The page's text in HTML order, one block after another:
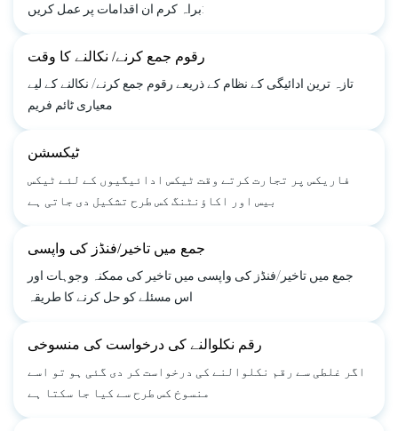
براہ کرم ان اقدامات پر عمل کریں:
رقوم جمع کرنے/ نکالنے کا وقت
تازہ ترین ادائیگی کے نظام کے ذریعے رقوم جمع کرنے/ نکالنے کے لیے
معیاری ٹائم فریم
ٹیکسشن
فاریکس پر تجارت کرتے وقت ٹیکس ادائیگیوں کے لئے ٹیکس
بیس اور اکاؤنٹنگ کس طرح تشکیل دی جاتی ہے
جمع میں تاخیر/فنڈز کی واپسی
جمع میں تاخیر/فنڈز کی واپسی میں تاخیر کی ممکنہ وجوہات اور
اس مسئلے کو حل کرنے کا طریقہ
رقم نکلوالنے کی درخواست کی منسوخی
اگر غلطی سے رقم نکلوالنے کی درخواست کر دی گئی ہو تو اسے
منسوخ کس طرح سے کیا جا سکتا ہے